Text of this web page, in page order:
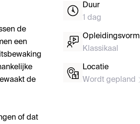
de
een
de
of dat
Duur
1 dag
Opleidingsvorm
Klassikaal
Locatie
Wordt gepland